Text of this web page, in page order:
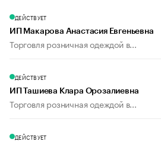
ДЕЙСТВУЕТ
ИП Макарова Анастасия Евгеньевна
Торговля розничная одеждой в...
ДЕЙСТВУЕТ
ИП Ташиева Клара Орозалиевна
Торговля розничная одеждой в...
ДЕЙСТВУЕТ